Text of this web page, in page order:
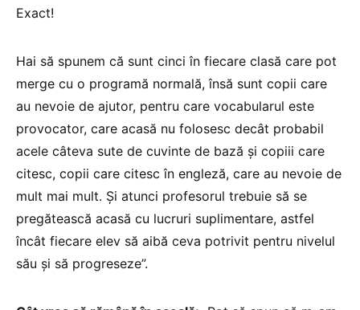
Exact!
Hai să spunem că sunt cinci în fiecare clasă care pot
merge cu o programă normală, însă sunt copii care
au nevoie de ajutor, pentru care vocabularul este
provocator, care acasă nu folosesc decât probabil
acele câteva sute de cuvinte de bază și copiii care
citesc, copii care citesc în engleză, care au nevoie de
mult mai mult. Și atunci profesorul trebuie să se
pregătească acasă cu lucruri suplimentare, astfel
încât fiecare elev să aibă ceva potrivit pentru nivelul
său și să progreseze”.